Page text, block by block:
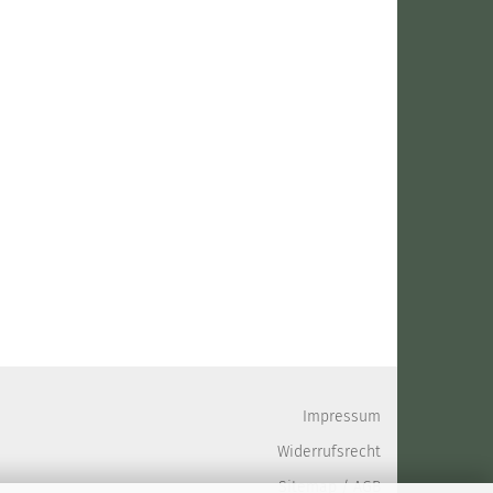
Impressum
Widerrufsrecht
Sitemap/AGB